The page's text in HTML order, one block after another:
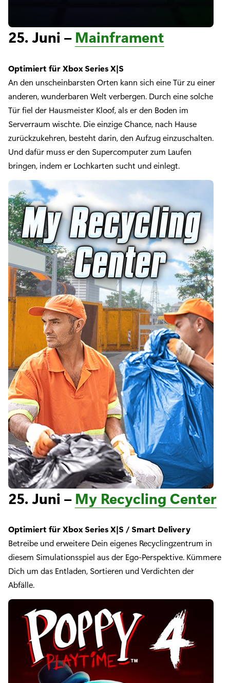
25. Juni – Mainframent
Optimiert für Xbox Series X|S
An den unscheinbarsten Orten kann sich eine Tür zu einer
anderen, wunderbaren Welt verbergen. Durch eine solche
Tür fiel der Hausmeister Kloof, als er den Boden im
Serverraum wischte. Die einzige Chance, nach Hause
zurückzukehren, besteht darin, den Aufzug einzuschalten.
Und dafür muss er den Supercomputer zum Laufen
bringen, indem er Lochkarten sucht und einlegt.
25. Juni – My Recycling Center
Optimiert für Xbox Series X|S / Smart Delivery
Betreibe und erweitere Dein eigenes Recyclingzentrum in
diesem Simulationsspiel aus der Ego-Perspektive. Kümmere
Dich um das Entladen, Sortieren und Verdichten der
Abfälle.